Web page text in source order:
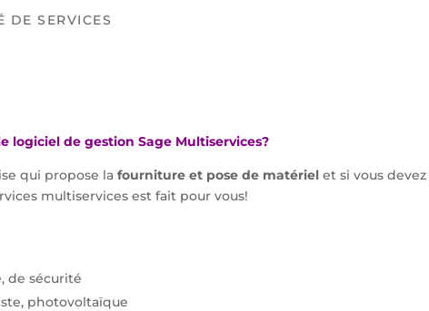
DE SERVICES
logiciel de gestion Sage Multiservices?
qui propose lafourniture et pose de matériel et si vous
multiservices est fait pour vous!
de sécurité
photovoltaïque